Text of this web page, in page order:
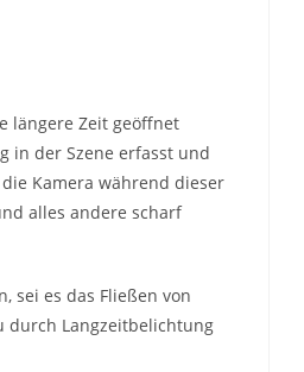
längere Zeit geöffnet
in der Szene erfasst und
Kamera während dieser
alles andere scharf
sei es das Fließen von
durch Langzeitbelichtung